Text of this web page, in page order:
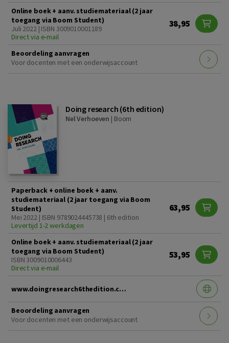
Online boek + aanv. studiemateriaal (2 jaar
toegang via Boom Student)
Juli 2022 | ISBN 3009010001189
Direct via e-mail
38,95
Beoordeling aanvragen
Voor docenten met een onderwijsaccount
Doing research (6th edition)
Nel Verhoeven | Boom
Paperback + online boek + aanv.
studiemateriaal (2 jaar toegang via Boom
Student)
Mei 2022 | ISBN 9789024445738 | 6th edition
Levertijd 1-2 werkdagen
63,95
Online boek + aanv. studiemateriaal (2 jaar
toegang via Boom Student)
ISBN 3009010006443
Direct via e-mail
53,95
www.doingresearch6thedition.com
Beoordeling aanvragen
Voor docenten met een onderwijsaccount